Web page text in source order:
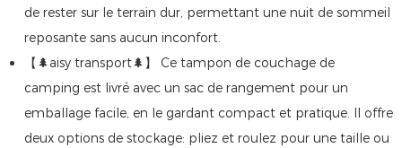
de rester sur le terrain dur, permettant une nuit de sommeil
reposante sans aucun inconfort.
【🌲aisy transport🌲】 Ce tampon de couchage de
camping est livré avec un sac de rangement pour un
emballage facile, en le gardant compact et pratique. Il offre
deux options de stockage: pliez et roulez pour une taille ou